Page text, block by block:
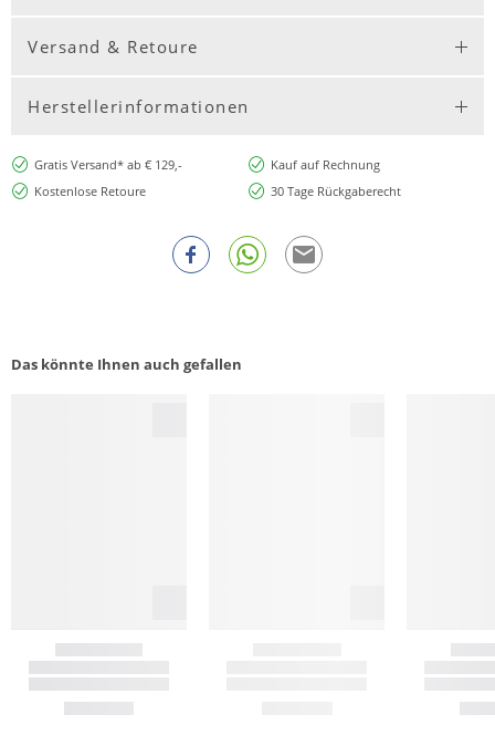
Versand & Retoure
Herstellerinformationen
Gratis Versand* ab € 129,-
Kauf auf Rechnung
Kostenlose Retoure
30 Tage Rückgaberecht
Das könnte Ihnen auch gefallen